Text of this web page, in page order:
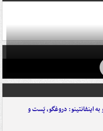
اینفانتینو: دروغگو، پَست‌ و